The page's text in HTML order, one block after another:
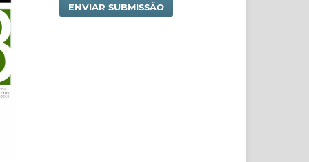
ENVIAR SUBMISSÃO